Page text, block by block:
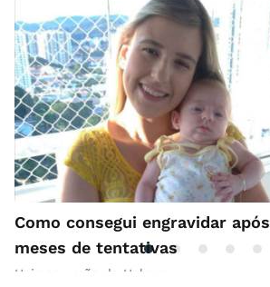
Como consegui engravidar após
meses de tentativas
Hoje sou mãe da Helena